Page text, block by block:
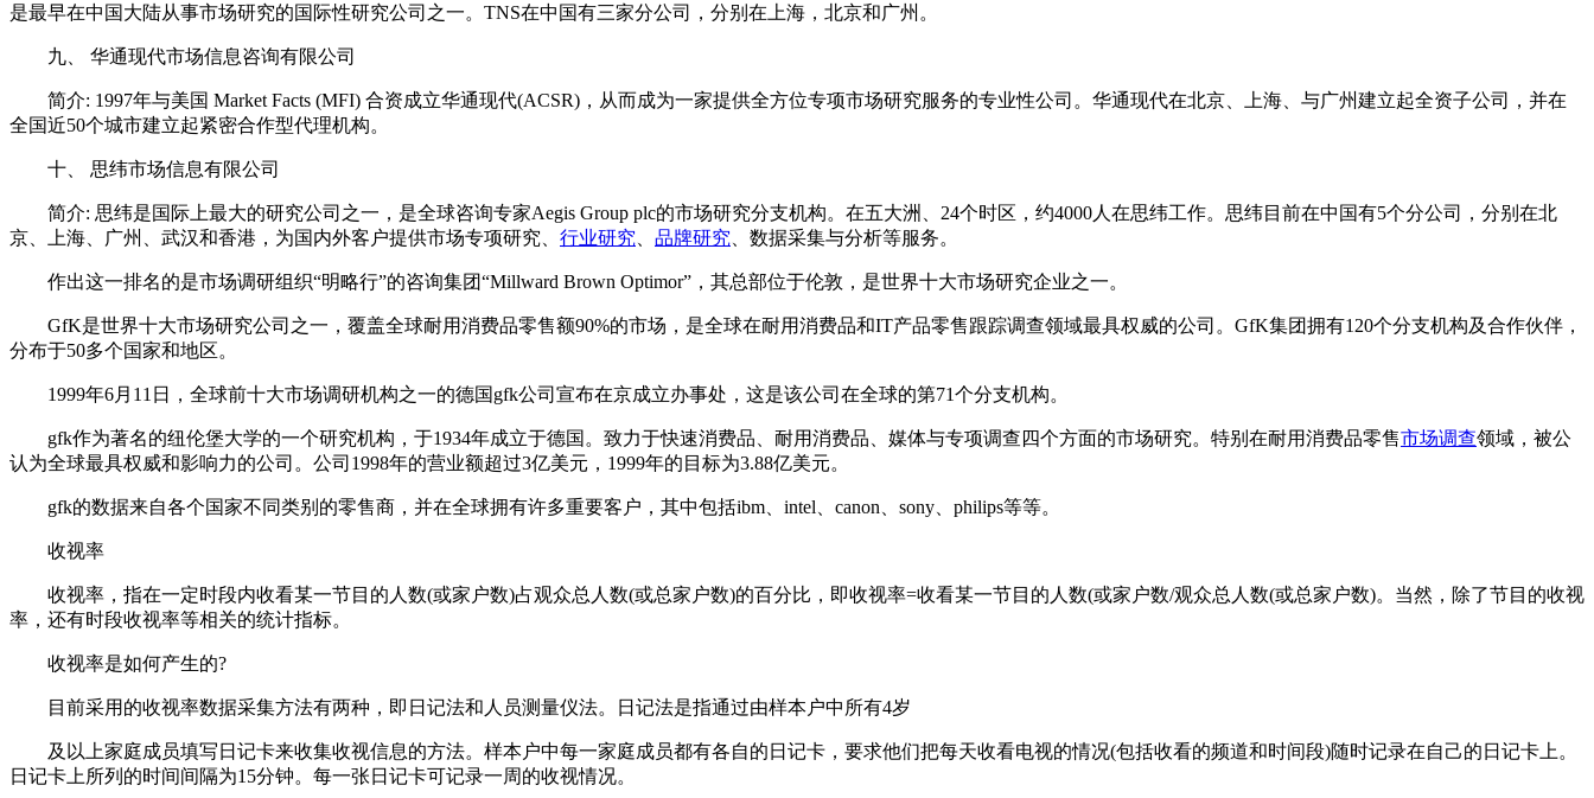
是最早在中国大陆从事市场研究的国际性研究公司之一。TNS在中国有三家分公司，分别在上海，北京和广州。
九、 华通现代市场信息咨询有限公司
简介: 1997年与美国 Market Facts (MFI) 合资成立华通现代(ACSR)，从而成为一家提供全方位专项市场研究服务的专业性公司。华通现代在北京、上海、与广州建立起全资子公司，并在
全国近50个城市建立起紧密合作型代理机构。
十、 思纬市场信息有限公司
简介: 思纬是国际上最大的研究公司之一，是全球咨询专家Aegis Group plc的市场研究分支机构。在五大洲、24个时区，约4000人在思纬工作。思纬目前在中国有5个分公司，分别在北
京、上海、广州、武汉和香港，为国内外客户提供市场专项研究、 行业研究 品牌研究 、数据采集与分析等服务。
作出这一排名的是市场调研组织“明略行”的咨询集团“Millward Brown Optimor”，其总部位于伦敦，是世界十大市场研究企业之一。
GfK是世界十大市场研究公司之一，覆盖全球耐用消费品零售额90%的市场，是全球在耐用消费品和IT产品零售跟踪调查领域最具权威的公司。GfK集团拥有120个分支机构及合作伙伴，
分布于50多个国家和地区。
1999年6月11日，全球前十大市场调研机构之一的德国gfk公司宣布在京成立办事处，这是该公司在全球的第71个分支机构。
gfk作为著名的纽伦堡大学的一个研究机构，于1934年成立于德国。致力于快速消费品、耐用消费品、媒体与专项调查四个方面的市场研究。特别在耐用消费品零售市场调查领域，被公
认为全球最具权威和影响力的公司。公司1998年的营业额超过3亿美元，1999年的目标为3.88亿美元。
gfk的数据来自各个国家不同类别的零售商，并在全球拥有许多重要客户，其中包括ibm、intel、canon、sony、philips等等。
收视率
收视率，指在一定时段内收看某一节目的人数(或家户数)占观众总人数(或总家户数)的百分比，即收视率=收看某一节目的人数(或家户数/观众总人数(或总家户数)。当然，除了节目的收视
率，还有时段收视率等相关的统计指标。
收视率是如何产生的?
目前采用的收视率数据采集方法有两种，即日记法和人员测量仪法。日记法是指通过由样本户中所有4岁
及以上家庭成员填写日记卡来收集收视信息的方法。样本户中每一家庭成员都有各自的日记卡，要求他们把每天收看电视的情况(包括收看的频道和时间段)随时记录在自己的日记卡上。
日记卡上所列的时间间隔为15分钟。每一张日记卡可记录一周的收视情况。